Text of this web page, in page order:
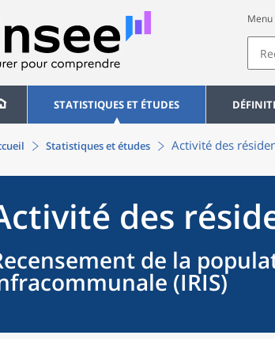
Menu
STATISTIQUES ET ÉTUDES
Statistiques et études Activité des
des
de la
(IRIS)